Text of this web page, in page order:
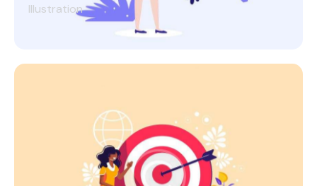
Illustration